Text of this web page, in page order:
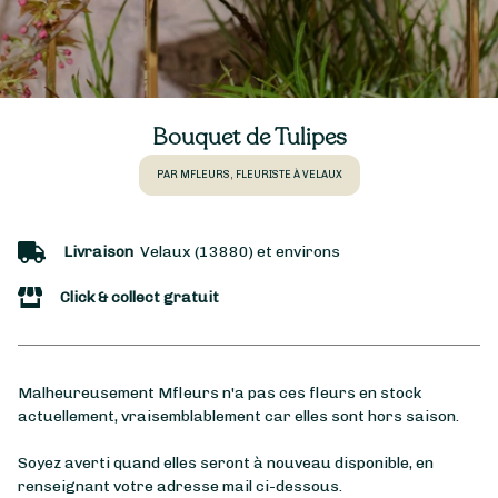
Bouquet de Tulipes
PAR MFLEURS, FLEURISTE À VELAUX
Livraison Velaux (13880) et environs
Click & collect gratuit
Malheureusement Mfleurs n'a pas ces fleurs en stock
actuellement, vraisemblablement car elles sont hors saison.
Soyez averti quand elles seront à nouveau disponible, en
renseignant votre adresse mail ci-dessous.